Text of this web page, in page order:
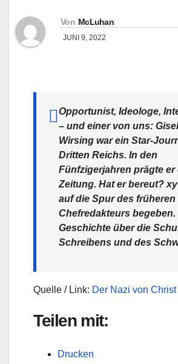
Von McLuhan
JUNI 9, 2022
Opportunist, Ideologe,
– und einer von uns:
Wirsing war ein Star-
Dritten Reichs. In den
Fünfzigerjahren prägte er
Zeitung. Hat er bereut?
auf die Spur des früheren
Chefredakteurs begeben.
Geschichte über die
Schreibens und des
Quelle / Link: Der Nazi von
Teilen mit:
Drucken